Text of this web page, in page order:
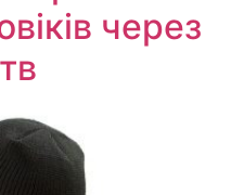
через